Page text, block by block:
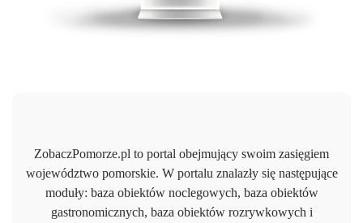
ZobaczPomorze.pl to portal obejmujący swoim zasięgiem
województwo pomorskie. W portalu znalazły się następujące
moduły: baza obiektów noclegowych, baza obiektów
gastronomicznych, baza obiektów rozrywkowych i